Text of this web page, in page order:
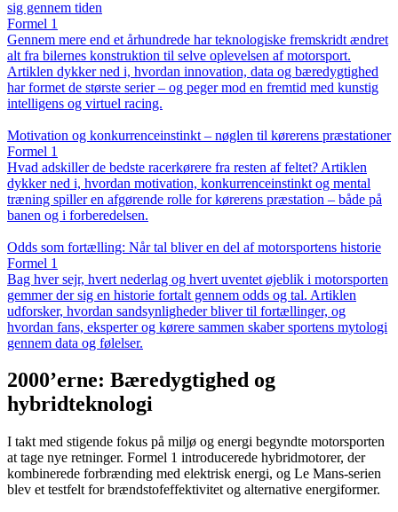
sig gennem tiden
Formel 1
Gennem mere end et århundrede har teknologiske fremskridt ændret
alt fra bilernes konstruktion til selve oplevelsen af motorsport.
Artiklen dykker ned i, hvordan innovation, data og bæredygtighed
har formet de største serier – og peger mod en fremtid med kunstig
intelligens og virtuel racing.
Motivation og konkurrenceinstinkt – nøglen til kørerens præstationer
Formel 1
Hvad adskiller de bedste racerkørere fra resten af feltet? Artiklen
dykker ned i, hvordan motivation, konkurrenceinstinkt og mental
træning spiller en afgørende rolle for kørerens præstation – både på
banen og i forberedelsen.
Odds som fortælling: Når tal bliver en del af motorsportens historie
Formel 1
Bag hver sejr, hvert nederlag og hvert uventet øjeblik i motorsporten
gemmer der sig en historie fortalt gennem odds og tal. Artiklen
udforsker, hvordan sandsynligheder bliver til fortællinger, og
hvordan fans, eksperter og kørere sammen skaber sportens mytologi
gennem data og følelser.
2000’erne: Bæredygtighed og
hybridteknologi
I takt med stigende fokus på miljø og energi begyndte motorsporten
at tage nye retninger. Formel 1 introducerede hybridmotorer, der
kombinerede forbrænding med elektrisk energi, og Le Mans-serien
blev et testfelt for brændstofeffektivitet og alternative energiformer.